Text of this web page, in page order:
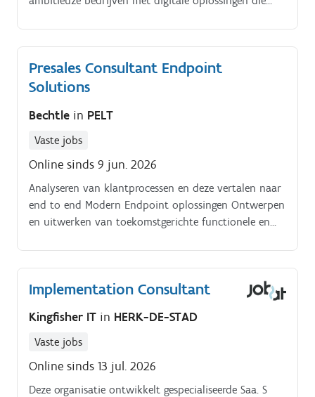
organiseren.
Presales Consultant Endpoint
Solutions
Bechtle in PELT
Vaste jobs
Online sinds 9 jun. 2026
Analyseren van klantprocessen en deze vertalen naar
end to end Modern Endpoint oplossingen Ontwerpen
en uitwerken van toekomstgerichte functionele en
technologie, lifecycle management en
kostenoptimalisatie combineert tot een sterk
technisch commercieel voorstel Adviseren van klanten
lifecycle management, asset management) die
bijdragen aan een efficiënte en veilige werkplek
leasing, en TCO optimalisatie) en circulaire
oplossingen (refurbishment, remarketing,
Implementation Consultant
Kingfisher IT in HERK-DE-STAD
Vaste jobs
Online sinds 13 jul. 2026
Deze organisatie ontwikkelt gespecialiseerde Saa. S